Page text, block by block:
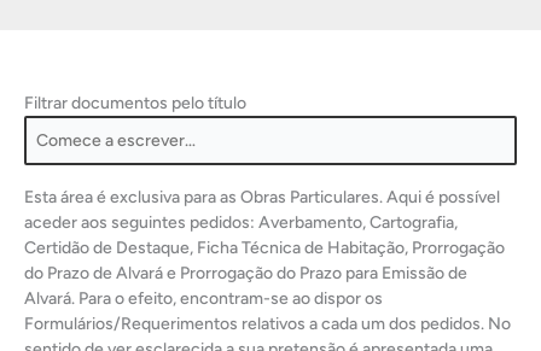
Filtrar documentos pelo título
Esta área é exclusiva para as Obras Particulares. Aqui é possível
aceder aos seguintes pedidos: Averbamento, Cartografia,
Certidão de Destaque, Ficha Técnica de Habitação, Prorrogação
do Prazo de Alvará e Prorrogação do Prazo para Emissão de
Alvará. Para o efeito, encontram-se ao dispor os
Formulários/Requerimentos relativos a cada um dos pedidos. No